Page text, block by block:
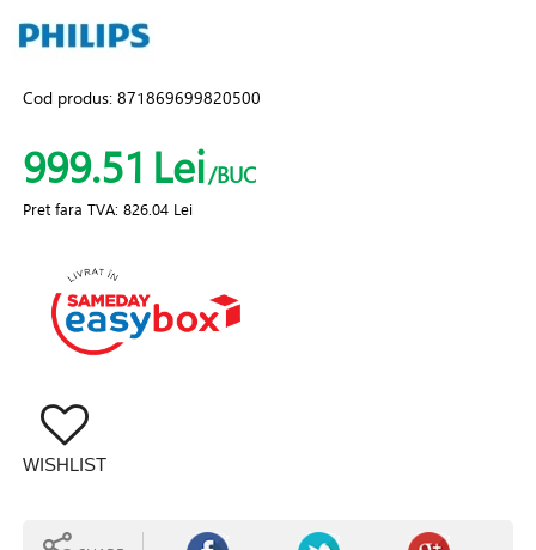
Cod produs:871869699820500
999.51Lei/BUC
Pret fara TVA:826.04 Lei
WISHLIST